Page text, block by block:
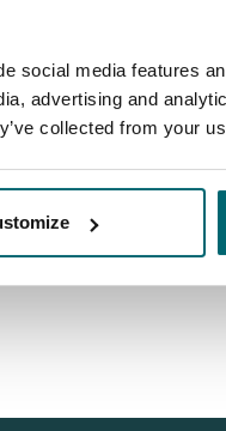
social media features
advertising and
collected from your